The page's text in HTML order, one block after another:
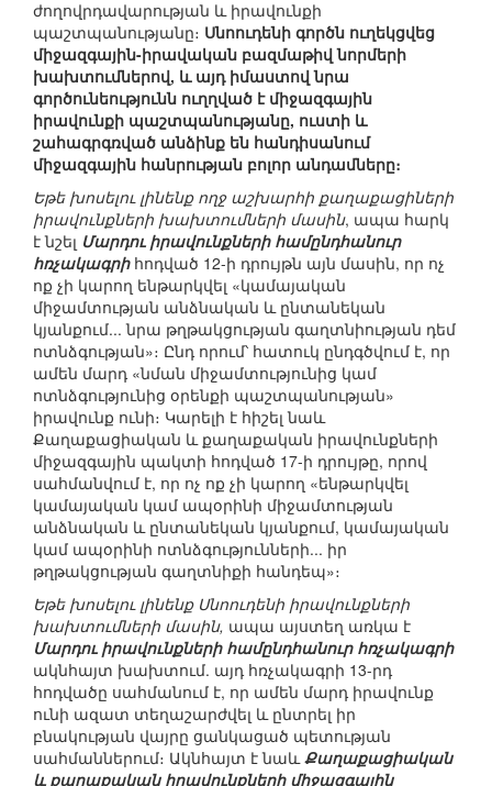
ժողովրդավարության և իրավունքի
պաշտպանությանը։ Սնոուդենի գործն ուղեկցվեց
միջազգային-իրավական բազմաթիվ նորմերի
խախտումներով, և այդ իմաստով նրա
գործունեությունն ուղղված է միջազգային
իրավունքի պաշտպանությանը, ուստի և
շահագրգռված անձինք են հանդիսանում
միջազգային հանրության բոլոր անդամները։
Եթե խոսելու լինենք ողջ աշխարհի քաղաքացիների
իրավունքների խախտումների մասին, ապա հարկ
է նշել Մարդու իրավունքների համընդհանուր
հռչակագրիհոդված 12-ի դրույթն այն մասին, որ ոչ
ոք չի կարող ենթարկվել «կամայական
միջամտության անձնական և ընտանեկան
կյանքում... նրա թղթակցության գաղտնիության դեմ
ոտնձգության»։ Ընդ որում՝ հատուկ ընդգծվում է, որ
ամեն մարդ «նման միջամտությունից կամ
ոտնձգությունից օրենքի պաշտպանության»
իրավունք ունի։ Կարելի է հիշել նաև
Քաղաքացիական և քաղաքական իրավունքների
միջազգային պակտի հոդված 17-ի դրույթը, որով
սահմանվում է, որ ոչ ոք չի կարող «ենթարկվել
կամայական կամ ապօրինի միջամտության
անձնական և ընտանեկան կյանքում, կամայական
կամ ապօրինի ոտնձգությունների... իր
թղթակցության գաղտնիքի հանդեպ»։
Եթե խոսելու լինենք Սնոուդենի իրավունքների
խախտումների մասին, ապա այստեղ առկա է
Մարդու իրավունքների համընդհանուր հռչակագրի
ակնհայտ խախտում. այդ հռչակագրի 13-րդ
հոդվածը սահմանում է, որ ամեն մարդ իրավունք
ունի ազատ տեղաշարժվել և ընտրել իր
բնակության վայրը ցանկացած պետության
սահմաններում։ Ակնհայտ է նաևՔաղաքացիական
և քաղաքական իրավունքների միջազգային